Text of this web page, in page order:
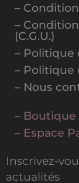
–
–
(C.G.U.)
– Politique
– Politique
– Nous
– Boutique
– Espace
Inscrivez-
actualités